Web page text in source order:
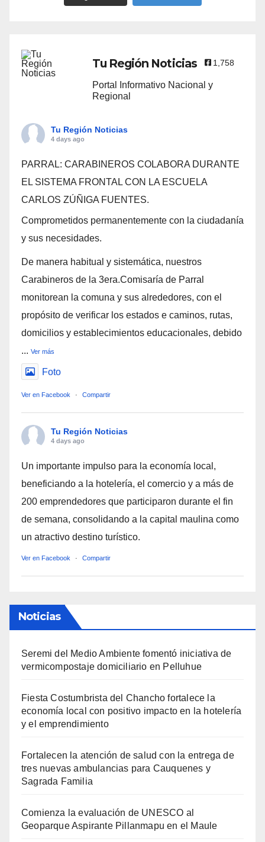
Tu Región Noticias 1,758
Portal Informativo Nacional y
Regional
Tu Región Noticias
4 days ago
PARRAL: CARABINEROS COLABORA DURANTE
EL SISTEMA FRONTAL CON LA ESCUELA
CARLOS ZÚÑIGA FUENTES.
Comprometidos permanentemente con la ciudadanía
y sus necesidades.
De manera habitual y sistemática, nuestros
Carabineros de la 3era.Comisaría de Parral
monitorean la comuna y sus alrededores, con el
propósito de verificar los estados e caminos, rutas,
domicilios y establecimientos educacionales, debido
... Ver más
Foto
Ver en Facebook · Compartir
Tu Región Noticias
4 days ago
Un importante impulso para la economía local,
beneficiando a la hotelería, el comercio y a más de
200 emprendedores que participaron durante el fin
de semana, consolidando a la capital maulina como
un atractivo destino turístico.
Ver en Facebook · Compartir
Noticias
Seremi del Medio Ambiente fomentó iniciativa de
vermicompostaje domiciliario en Pelluhue
Fiesta Costumbrista del Chancho fortalece la
economía local con positivo impacto en la hotelería
y el emprendimiento
Fortalecen la atención de salud con la entrega de
tres nuevas ambulancias para Cauquenes y
Sagrada Familia
Comienza la evaluación de UNESCO al
Geoparque Aspirante Pillanmapu en el Maule